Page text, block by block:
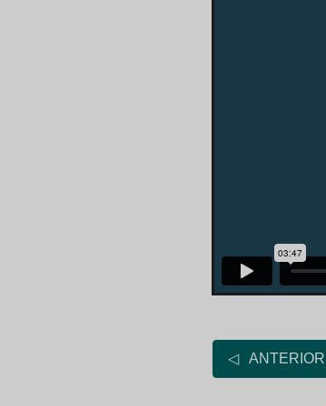
◁ ANTERIOR